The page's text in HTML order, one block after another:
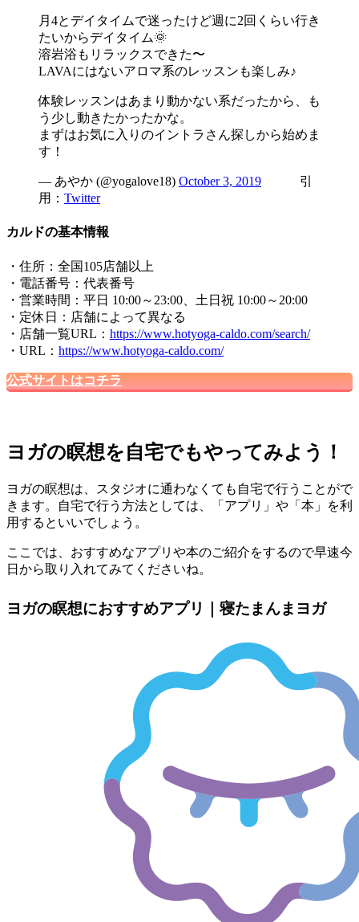
月4とデイタイムで迷ったけど週に2回くらい行き
たいからデイタイム🌞
溶岩浴もリラックスできた〜
LAVAにはないアロマ系のレッスンも楽しみ♪
体験レッスンはあまり動かない系だったから、も
う少し動きたかったかな。
まずはお気に入りのイントラさん探しから始めま
す！
— あやか (@yogalove18) October 3, 2019 引
用： Twitter
カルドの基本情報
・住所：全国105店舗以上
・電話番号：代表番号
・営業時間：平日 10:00～23:00、土日祝 10:00～20:00
・定休日：店舗によって異なる
・店舗一覧URL： https://www.hotyoga-caldo.com/search/
・URL： https://www.hotyoga-caldo.com/
公式サイトはコチラ
ヨガの瞑想を自宅でもやってみよう！
ヨガの瞑想は、スタジオに通わなくても自宅で行うことがで
きます。自宅で行う方法としては、「アプリ」や「本」を利
用するといいでしょう。
ここでは、おすすめなアプリや本のご紹介をするので早速今
日から取り入れてみてくださいね。
ヨガの瞑想におすすめアプリ｜寝たまんまヨガ